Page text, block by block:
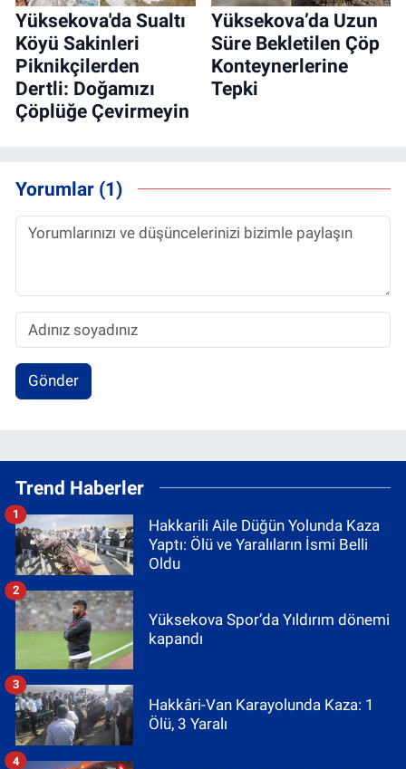
Yüksekova'da Sualtı
Köyü Sakinleri
Piknikçilerden
Dertli: Doğamızı
Çöplüğe Çevirmeyin
Yüksekova’da Uzun
Süre Bekletilen Çöp
Konteynerlerine
Tepki
Yorumlar (1)
Gönder
Trend Haberler
Hakkarili Aile Düğün Yolunda Kaza
Yaptı: Ölü ve Yaralıların İsmi Belli
Oldu
1
Yüksekova Spor’da Yıldırım dönemi
kapandı
2
Hakkâri-Van Karayolunda Kaza: 1
Ölü, 3 Yaralı
3
4